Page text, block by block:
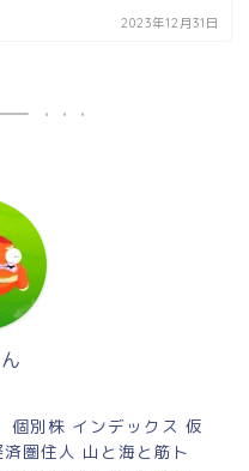
2023年12月31日
別株 インデックス 仮
済圏住人 山と海と筋ト